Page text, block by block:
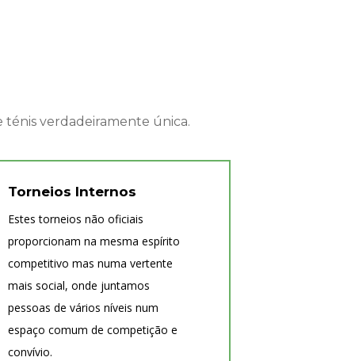
ténis verdadeiramente única.
Torneios Internos
Estes torneios não oficiais
proporcionam na mesma espírito
competitivo mas numa vertente
mais social, onde juntamos
pessoas de vários níveis num
espaço comum de competição e
convívio.